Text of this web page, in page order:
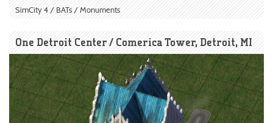
SimCity 4 / BATs / Monuments
One Detroit Center / Comerica Tower, Detroit, MI